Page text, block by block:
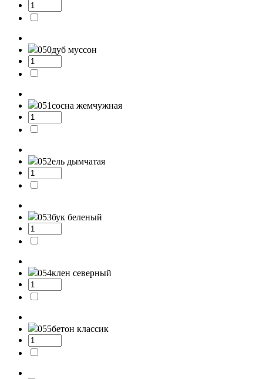
050дуб муссон
051сосна жемчужная
052ель дымчатая
053бук беленый
054клен северный
055бетон классик